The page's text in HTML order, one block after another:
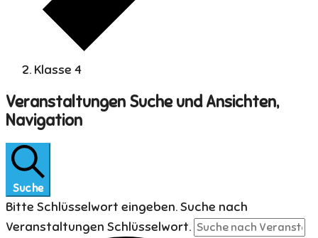
Klasse 4
Veranstaltungen
Veranstaltungen Suche und Ansichten,
Navigation
Suche
Bitte Schlüsselwort eingeben. Suche nach
Veranstaltungen Schlüsselwort.